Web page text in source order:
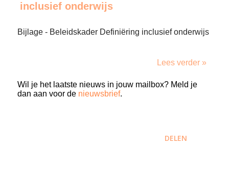
inclusief onderwijs
Bijlage - Beleidskader Definiëring inclusief onderwijs
Lees verder »
Wil je het laatste nieuws in jouw mailbox? Meld je
dan aan voor de nieuwsbrief.
DELEN